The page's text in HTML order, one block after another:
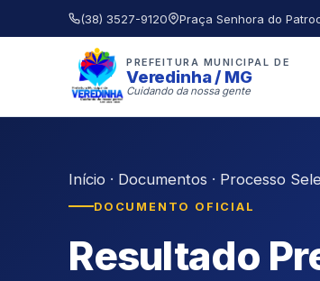
(38) 3527-9120 Praça Senhora do
PREFEITURA MUNICIPAL DE
Veredinha / MG
Cuidando da nossa gente
Início · Documentos · Processo
DOCUMENTO OFICIAL
Resultado